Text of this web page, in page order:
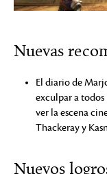
Nuevas
El diario de
exculpar a todos
ver la escena
Thackeray y
Nuevos